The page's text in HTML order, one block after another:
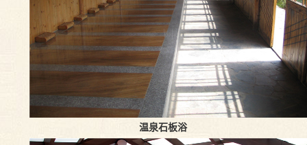
温泉石板浴